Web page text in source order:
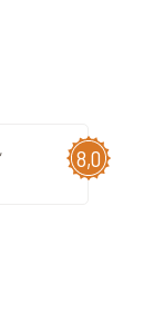
8,0